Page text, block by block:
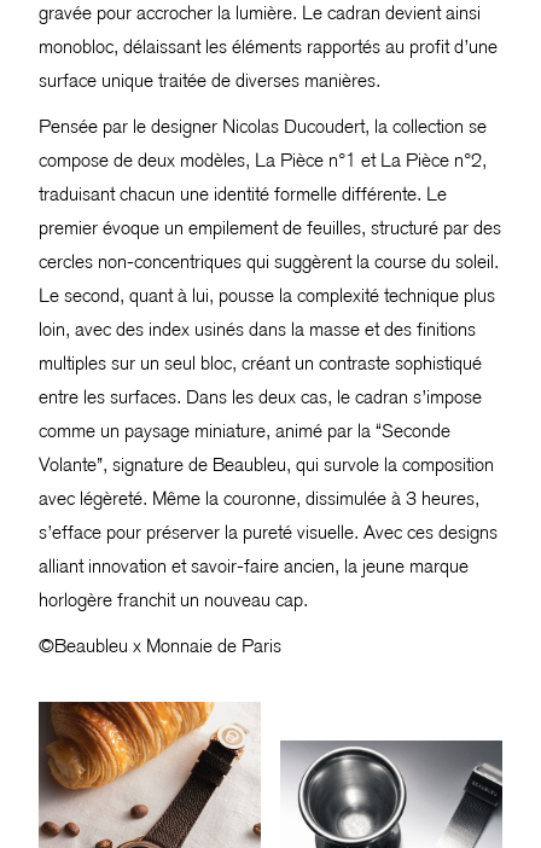
gravée pour accrocher la lumière. Le cadran devient ainsi
monobloc, délaissant les éléments rapportés au profit d’une
surface unique traitée de diverses manières.
Pensée par le designer Nicolas Ducoudert, la collection se
compose de deux modèles, La Pièce n°1 et La Pièce n°2,
traduisant chacun une identité formelle différente. Le
premier évoque un empilement de feuilles, structuré par des
cercles non-concentriques qui suggèrent la course du soleil.
Le second, quant à lui, pousse la complexité technique plus
loin, avec des index usinés dans la masse et des finitions
multiples sur un seul bloc, créant un contraste sophistiqué
entre les surfaces. Dans les deux cas, le cadran s’impose
comme un paysage miniature, animé par la “Seconde
Volante”, signature de Beaubleu, qui survole la composition
avec légèreté. Même la couronne, dissimulée à 3 heures,
s’efface pour préserver la pureté visuelle. Avec ces designs
alliant innovation et savoir-faire ancien, la jeune marque
horlogère franchit un nouveau cap.
©Beaubleu x Monnaie de Paris